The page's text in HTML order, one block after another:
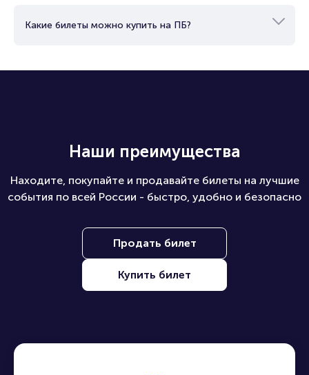
Какие билеты можно купить на ПБ?
Наши преимущества
Находите, покупайте и продавайте билеты на лучшие
события по всей России - быстро, удобно и безопасно
Продать билет
Купить билет